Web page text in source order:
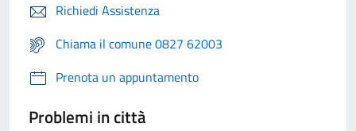
Richiedi Assistenza
Chiama il comune 0827 62003
Prenota un appuntamento
Problemi in città